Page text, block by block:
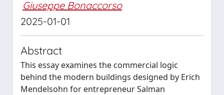
Giuseppe Bonaccorso
2025-01-01
Abstract
This essay examines the commercial logic
behind the modern buildings designed by Erich
Mendelsohn for entrepreneur Salman